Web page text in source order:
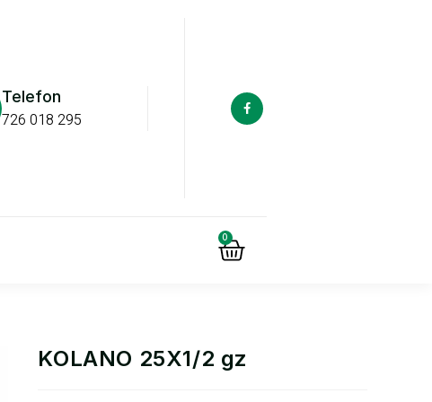
Telefon
726 018 295
0
KOLANO 25X1/2 gz